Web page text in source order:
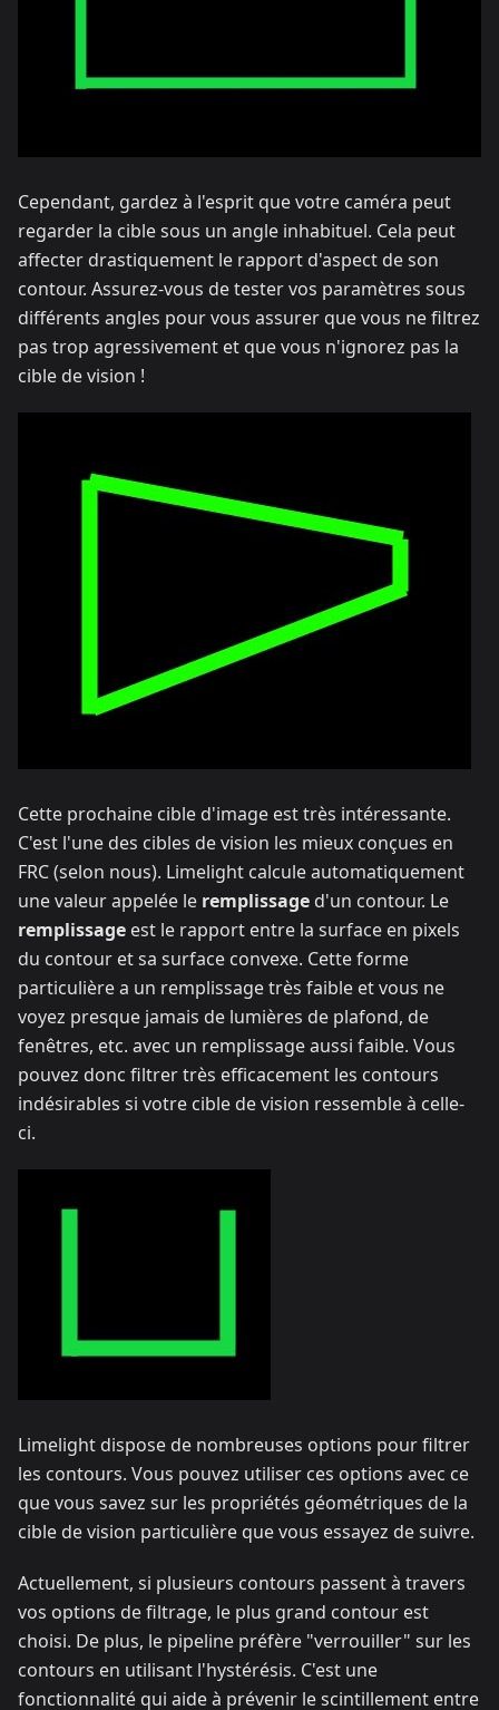
Cependant, gardez à l'esprit que votre caméra peut
regarder la cible sous un angle inhabituel. Cela peut
affecter drastiquement le rapport d'aspect de son
contour. Assurez-vous de tester vos paramètres sous
différents angles pour vous assurer que vous ne filtrez
pas trop agressivement et que vous n'ignorez pas la
cible de vision !
Cette prochaine cible d'image est très intéressante.
C'est l'une des cibles de vision les mieux conçues en
FRC (selon nous). Limelight calcule automatiquement
une valeur appelée le remplissage d'un contour. Le
remplissage est le rapport entre la surface en pixels
du contour et sa surface convexe. Cette forme
particulière a un remplissage très faible et vous ne
voyez presque jamais de lumières de plafond, de
fenêtres, etc. avec un remplissage aussi faible. Vous
pouvez donc filtrer très efficacement les contours
indésirables si votre cible de vision ressemble à celle-
ci.
Limelight dispose de nombreuses options pour filtrer
les contours. Vous pouvez utiliser ces options avec ce
que vous savez sur les propriétés géométriques de la
cible de vision particulière que vous essayez de suivre.
Actuellement, si plusieurs contours passent à travers
vos options de filtrage, le plus grand contour est
choisi. De plus, le pipeline préfère "verrouiller" sur les
contours en utilisant l'hystérésis. C'est une
fonctionnalité qui aide à prévenir le scintillement entre